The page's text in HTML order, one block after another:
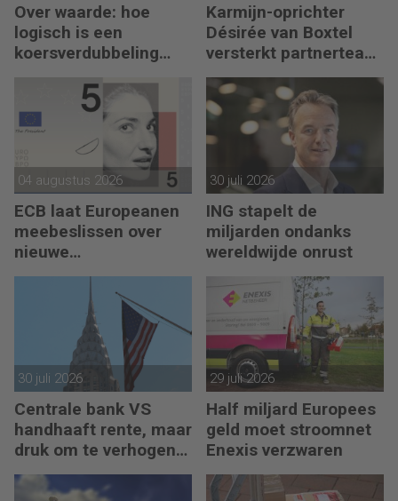
Over waarde: hoe
logisch is een
koersverdubbeling
Karmijn-oprichter
Désirée van Boxtel
versterkt partnerteam
CFO Capabel
04 augustus 2026
ECB laat Europeanen
meebeslissen over
nieuwe
eurobankbiljetten
30 juli 2026
ING stapelt de
miljarden ondanks
wereldwijde onrust
30 juli 2026
Centrale bank VS
handhaaft rente, maar
druk om te verhogen
neemt toe
29 juli 2026
Half miljard Europees
geld moet stroomnet
Enexis verzwaren